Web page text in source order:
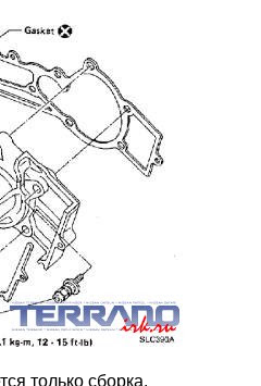
только сборка.